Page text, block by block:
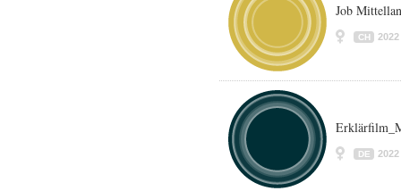
Job
CH 2022
DE 2022